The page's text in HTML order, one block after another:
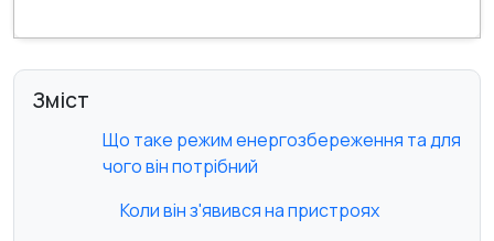
Зміст
Що таке режим енергозбереження та для
чого він потрібний
Коли він з'явився на пристроях